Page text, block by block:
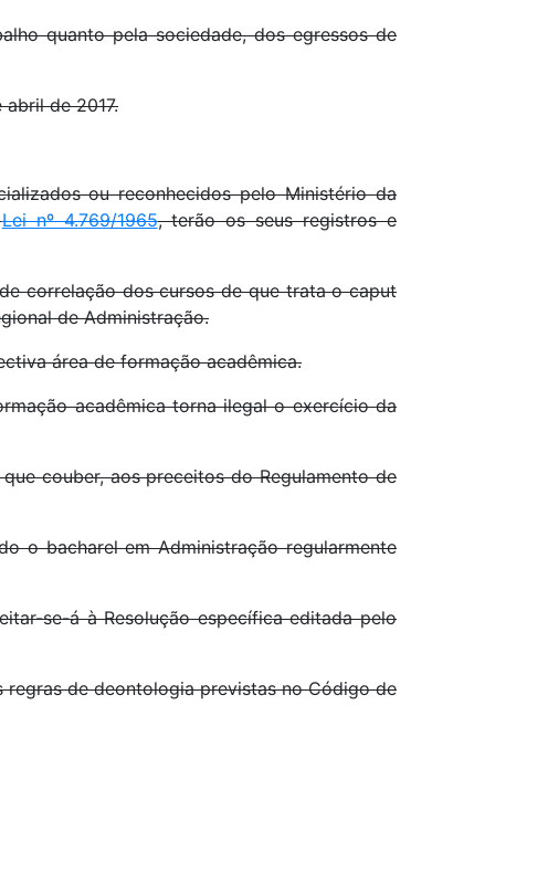
quanto pela sociedade, dos egressos de
de 2017.
ou reconhecidos pelo Ministério da
Lei nº 4.769/1965, terão os seus registros e
correlação dos cursos de que trata o caput
de Administração.
área de formação acadêmica.
acadêmica torna ilegal o exercício da
couber, aos preceitos do Regulamento de
bacharel em Administração regularmente
se-á à Resolução específica editada pelo
de deontologia previstas no Código de